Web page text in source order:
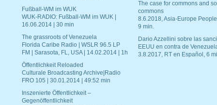
Fußball-WM im WUK
WUK-RADIO: Fußball-WM im WUK |
16.06.2014 | 30 min
The grassroots of Venezuela
Florida Caribe Radio | WSLR 96.5 LP
FM | Sarasota, FL, USA | 14.02.2014 | 1h
Öffentlichkeit Reloaded
Culturale Broadcasting Archive|Radio
FRO 105 | 30.01.2014 | 49:52 min
Inszenierte Öffentlichkeit –
Gegenöffentlichkeit
The case for commons and
commons
8.6.2018, Asia-Europe
9 min.
Dario Azzellini sobre las
EEUU en contra de
3.8.2017, RT en Español, 6